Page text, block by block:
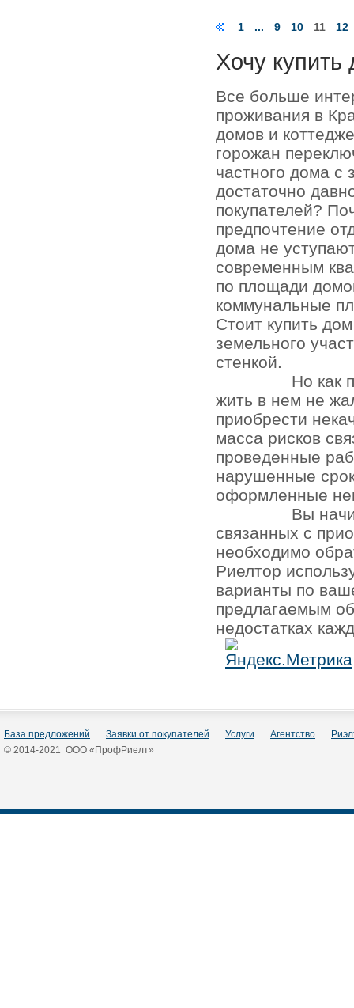
1 ... 9 10 11 12
Хочу купить
Все больше
проживания в
домов и
горожан
частного дома с
достаточно
покупателей?
предпочтение
дома не
современным
по площади
коммунальные
Стоит купить
земельного
стенкой.
Но как
жить в нем не
приобрести
масса рисков
проведенные
нарушенные
оформленные
Вы
связанных с
необходимо
Риелтор
варианты по
предлагаемым
недостатках
База предложений Заявки от покупателей Услуги Агентство
© 2014-2021 ООО «ПрофРиелт»